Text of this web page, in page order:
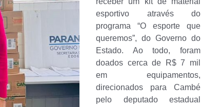
esportivo através do
programa “O esporte que
queremos”, do Governo do
Estado. Ao todo, foram
doados cerca de R$ 7 mil
em equipamentos,
direcionados para Cambé
pelo deputado estadual